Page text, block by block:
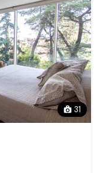
31